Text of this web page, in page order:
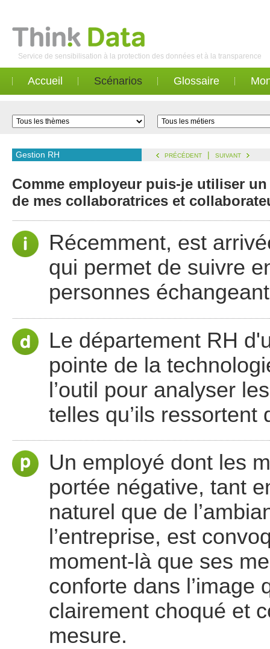
Service de sensibilisation à la protection des données et à la transparence
Accueil Scénarios Glossaire
Gestion RH PRÉCÉDENT | SUIVANT
Comme employeur puis-je utiliser
de mes collaboratrices et
Récemment, est
qui permet de suivre
personnes
Le département RH
pointe de la
l’outil pour analyser
telles qu’ils
Un employé dont les
portée négative, tant
naturel que de
l’entreprise, est
moment-là que ses
conforte dans l’image
clairement choqué et
mesure.